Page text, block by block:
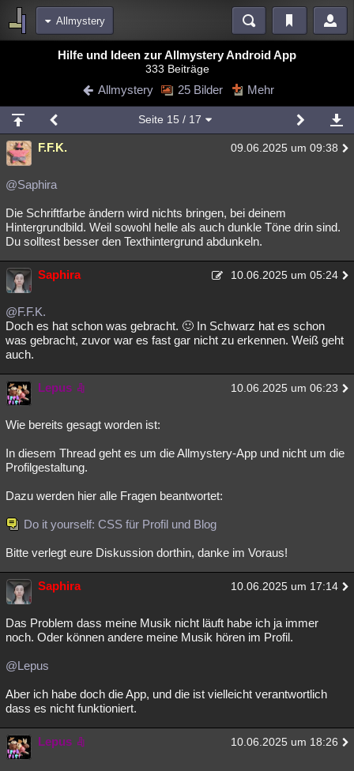
Allmystery
Blogs Videos
Chat Wiki Neuigkeiten
meine Rubriken
Menschen Mystery Kriminalfälle
Spiritualität
Natur Umfragen Unterhaltung
weitere Rubriken
Philosophie Träume Orte Esoterik Literatur
Astronomie
Musik Clash Verbesserungen Allmystery English
Übersichten
Besucht Teilgenommen Alle Neue Geschlossen
Lesenswert
Hilfe und Ideen zur Allmystery Android App
333 Beiträge
Allmystery 25 Bilder Mehr
Seite 15 / 17
F.F.K. 09.06.2025 um 09:38
@Saphira
Die Schriftfarbe ändern wird nichts bringen, bei deinem
Hintergrundbild. Weil sowohl helle als auch dunkle Töne drin sind.
Du solltest besser den Texthintergrund abdunkeln.
Saphira 10.06.2025 um 05:24
@F.F.K.
Doch es hat schon was gebracht. 🙂 In Schwarz hat es schon
was gebracht, zuvor war es fast gar nicht zu erkennen. Weiß geht
auch.
Lepus 10.06.2025 um 06:23
Wie bereits gesagt worden ist:
In diesem Thread geht es um die Allmystery-App und nicht um die
Profilgestaltung.
Dazu werden hier alle Fragen beantwortet:
Do it yourself: CSS für Profil und Blog
Bitte verlegt eure Diskussion dorthin, danke im Voraus!
Saphira 10.06.2025 um 17:14
Das Problem dass meine Musik nicht läuft habe ich ja immer
noch. Oder können andere meine Musik hören im Profil.
@Lepus
Aber ich habe doch die App, und die ist vielleicht verantwortlich
dass es nicht funktioniert.
Lepus 10.06.2025 um 18:26